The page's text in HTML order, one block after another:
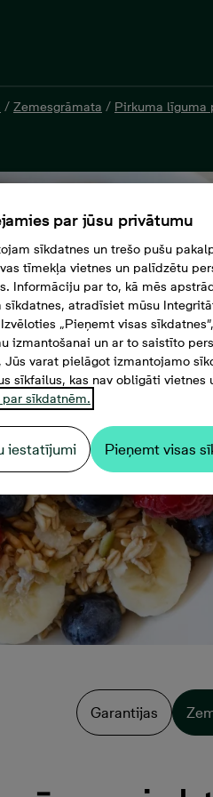
/ Zemesgrāmata / Pirkuma līguma
Garantijas
par jūsu privātumu
sīkdatnes un trešo pušu
tīmekļa vietnes un palīdzētu
Informāciju par to, kā mēs
sīkdatnes, atradīsiet mūsu
„Pieņemt visas
izmantošanai un ar to saistīto
Jūs varat pielāgot izmantojamo
sīkfailus, kas nav obligāti vietnes
sīkdatnēm.
iestatījumi Pieņemt visas